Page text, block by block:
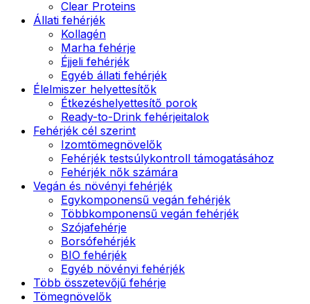
Clear Proteins
Állati fehérjék
Kollagén
Marha fehérje
Éjjeli fehérjék
Egyéb állati fehérjék
Élelmiszer helyettesítők
Étkezéshelyettesítő porok
Ready-to-Drink fehérjeitalok
Fehérjék cél szerint
Izomtömegnövelők
Fehérjék testsúlykontroll támogatásához
Fehérjék nők számára
Vegán és növényi fehérjék
Egykomponensű vegán fehérjék
Többkomponensű vegán fehérjék
Szójafehérje
Borsófehérjék
BIO fehérjék
Egyéb növényi fehérjék
Több összetevőjű fehérje
Tömegnövelők